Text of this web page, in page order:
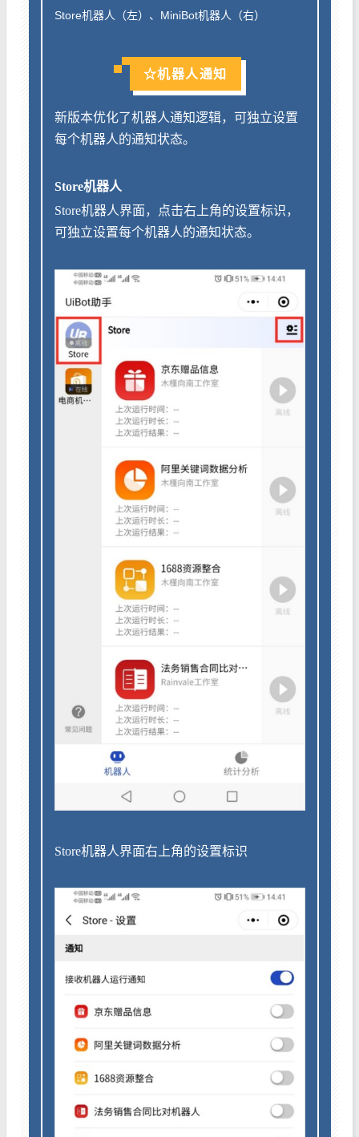
Store机器人（左）、MiniBot机器人（右）
☆机器人通知
新版本优化了机器人通知逻辑，可独立设置
每个机器人的通知状态。
Store机器人
Store机器人界面，点击右上角的设置标识，
可独立设置每个机器人的通知状态。
Store机器人界面右上角的设置标识